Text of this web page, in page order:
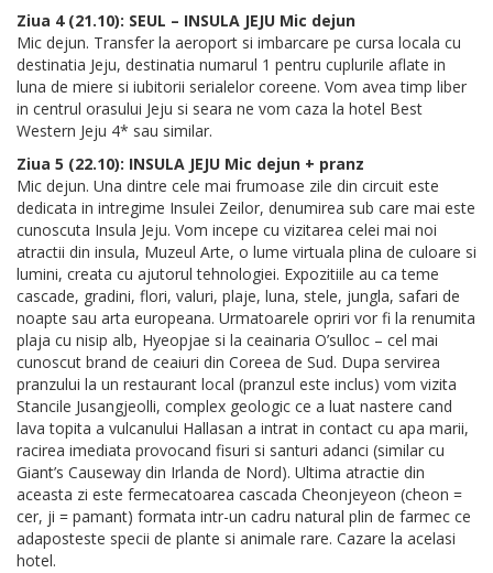
Ziua 4 (21.10): SEUL – INSULA JEJU Mic dejun
Mic dejun. Transfer la aeroport si imbarcare pe cursa locala cu
destinatia Jeju, destinatia numarul 1 pentru cuplurile aflate in
luna de miere si iubitorii serialelor coreene. Vom avea timp liber
in centrul orasului Jeju si seara ne vom caza la hotel Best
Western Jeju 4* sau similar.
Ziua 5 (22.10): INSULA JEJU Mic dejun + pranz
Mic dejun. Una dintre cele mai frumoase zile din circuit este
dedicata in intregime Insulei Zeilor, denumirea sub care mai este
cunoscuta Insula Jeju. Vom incepe cu vizitarea celei mai noi
atractii din insula, Muzeul Arte, o lume virtuala plina de culoare si
lumini, creata cu ajutorul tehnologiei. Expozitiile au ca teme
cascade, gradini, flori, valuri, plaje, luna, stele, jungla, safari de
noapte sau arta europeana. Urmatoarele opriri vor fi la renumita
plaja cu nisip alb, Hyeopjae si la ceainaria O’sulloc – cel mai
cunoscut brand de ceaiuri din Coreea de Sud. Dupa servirea
pranzului la un restaurant local (pranzul este inclus) vom vizita
Stancile Jusangjeolli, complex geologic ce a luat nastere cand
lava topita a vulcanului Hallasan a intrat in contact cu apa marii,
racirea imediata provocand fisuri si santuri adanci (similar cu
Giant’s Causeway din Irlanda de Nord). Ultima atractie din
aceasta zi este fermecatoarea cascada Cheonjeyeon (cheon =
cer, ji = pamant) formata intr-un cadru natural plin de farmec ce
adaposteste specii de plante si animale rare. Cazare la acelasi
hotel.